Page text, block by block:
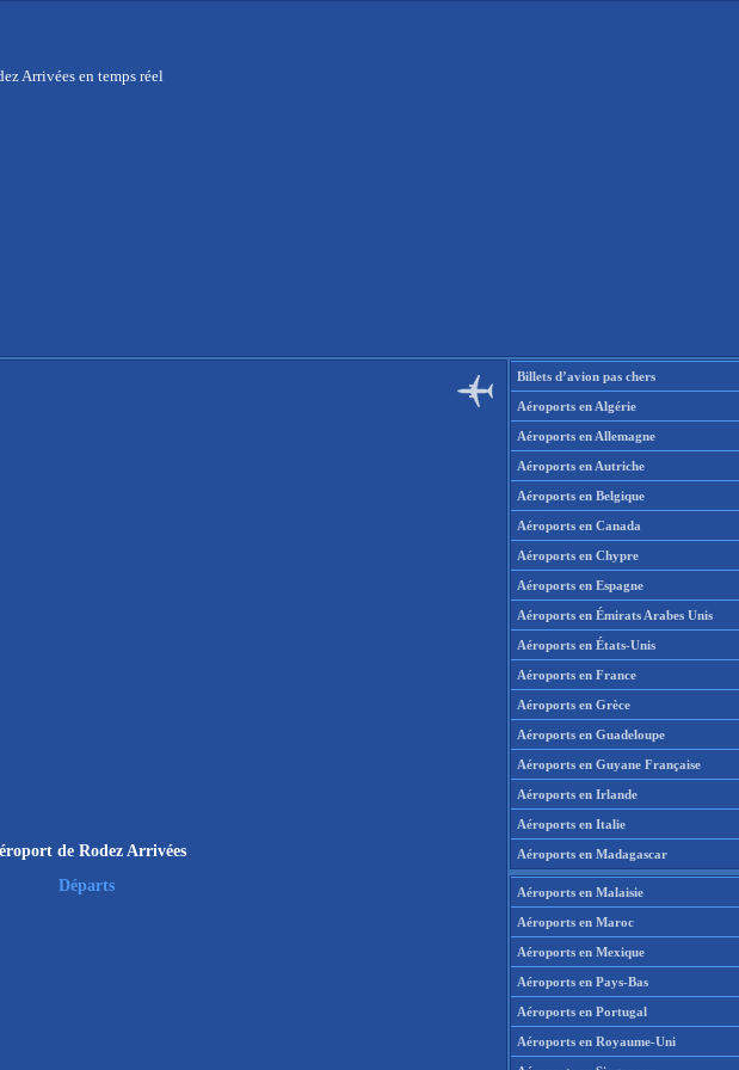
Arrivées en temps réel
de Rodez Arrivées
Départs
Billets d’avion pas chers
Aéroports en Algérie
Aéroports en Allemagne
Aéroports en Autriche
Aéroports en Belgique
Aéroports en Canada
Aéroports en Chypre
Aéroports en Espagne
Aéroports en Émirats Arabes Unis
Aéroports en États-Unis
Aéroports en France
Aéroports en Grèce
Aéroports en Guadeloupe
Aéroports en Guyane Française
Aéroports en Irlande
Aéroports en Italie
Aéroports en Madagascar
Aéroports en Malaisie
Aéroports en Maroc
Aéroports en Mexique
Aéroports en Pays-Bas
Aéroports en Portugal
Aéroports en Royaume-Uni